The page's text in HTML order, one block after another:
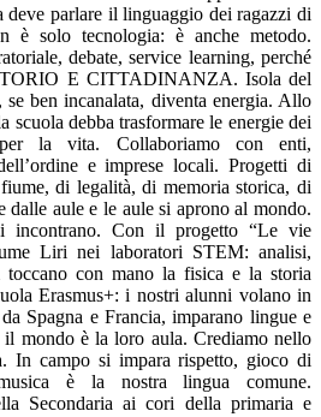
deve parlare il linguaggio dei ragazzi di
è solo tecnologia: è anche metodo.
debate, service learning, perché
E CITTADINANZA. Isola del
ben incanalata, diventa energia. Allo
scuola debba trasformare le energie dei
la vita. Collaboriamo con enti,
e imprese locali. Progetti di
di legalità, di memoria storica, di
dalle aule e le aule si aprono al mondo.
incontrano. Con il progetto “Le vie
Liri nei laboratori STEM: analisi,
con mano la fisica e la storia
Erasmus+: i nostri alunni volano in
Spagna e Francia, imparano lingue e
mondo è la loro aula. Crediamo nello
In campo si impara rispetto, gioco di
è la nostra lingua comune.
Secondaria ai cori della primaria e